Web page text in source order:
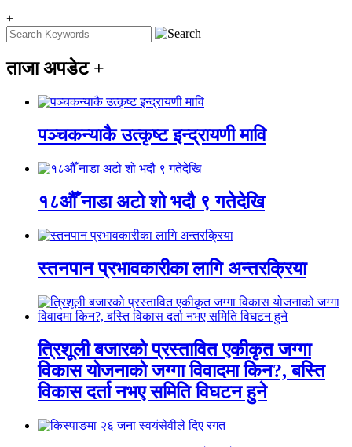
+
ताजा अपडेट +
पञ्चकन्याकै उत्कृष्ट इन्द्रायणी मावि
१८औँ नाडा अटो शो भदौ ९ गतेदेखि
स्तनपान प्रभावकारीका लागि अन्तरक्रिया
त्रिशूली बजारको प्रस्तावित एकीकृत जग्गा
विकास योजनाको जग्गा विवादमा किन?, बस्ति
विकास दर्ता नभए समिति विघटन हुने